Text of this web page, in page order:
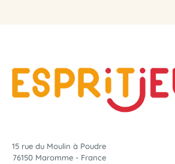
15 rue du Moulin à Poudre
76150 Maromme - France